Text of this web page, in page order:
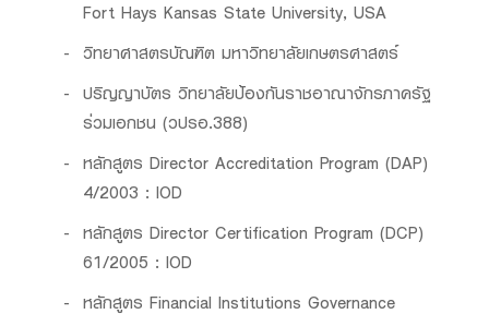
Fort Hays Kansas State University, USA
วิทยาศาสตรบัณฑิต มหาวิทยาลัยเกษตรศาสตร์
ปริญญาบัตร วิทยาลัยป้องกันราชอาณาจักรภาครัฐ
ร่วมเอกชน (วปรอ.388)
หลักสูตร Director Accreditation Program (DAP)
4/2003 : IOD
หลักสูตร Director Certification Program (DCP)
61/2005 : IOD
หลักสูตร Financial Institutions Governance